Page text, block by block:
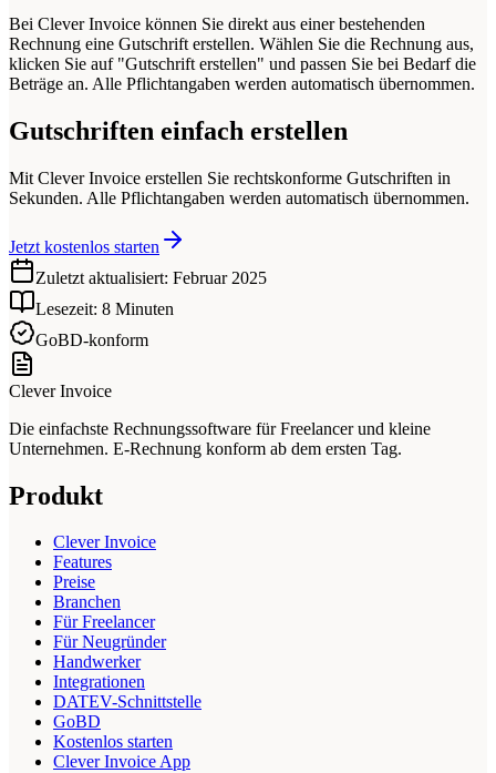
Bei Clever Invoice können Sie direkt aus einer bestehenden
Rechnung eine Gutschrift erstellen. Wählen Sie die Rechnung aus,
klicken Sie auf "Gutschrift erstellen" und passen Sie bei Bedarf die
Beträge an. Alle Pflichtangaben werden automatisch übernommen.
Gutschriften einfach erstellen
Mit Clever Invoice erstellen Sie rechtskonforme Gutschriften in
Sekunden. Alle Pflichtangaben werden automatisch übernommen.
Jetzt kostenlos starten
Zuletzt aktualisiert: Februar 2025
Lesezeit: 8 Minuten
GoBD-konform
Clever Invoice
Die einfachste Rechnungssoftware für Freelancer und kleine
Unternehmen. E-Rechnung konform ab dem ersten Tag.
Produkt
Clever Invoice
Features
Preise
Branchen
Für Freelancer
Für Neugründer
Handwerker
Integrationen
DATEV-Schnittstelle
GoBD
Kostenlos starten
Clever Invoice App